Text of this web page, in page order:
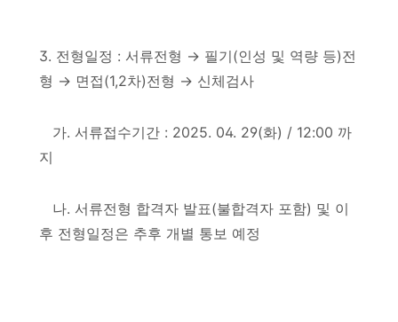
3. 전형일정 : 서류전형 → 필기(인성 및 역량 등)전
형 → 면접(1,2차)전형 → 신체검사
가. 서류접수기간 : 2025. 04. 29(화) / 12:00 까
지
나. 서류전형 합격자 발표(불합격자 포함) 및 이
후 전형일정은 추후 개별 통보 예정